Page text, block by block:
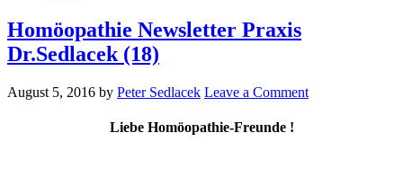
Homöopathie Newsletter Praxis
Dr.Sedlacek (18)
August 5, 2016 by Peter Sedlacek Leave a Comment
Liebe Homöopathie-Freunde !